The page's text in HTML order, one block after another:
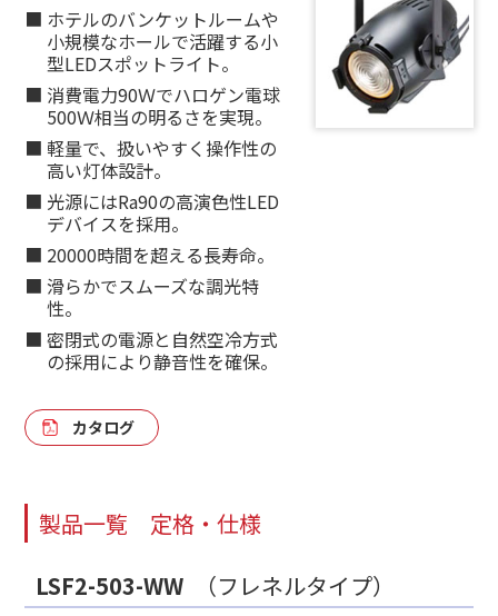
ホテルのバンケットルームや
小規模なホールで活躍する小
型LEDスポットライト。
消費電力90Ｗでハロゲン電球
500Ｗ相当の明るさを実現。
軽量で、扱いやすく操作性の
高い灯体設計。
光源にはRa90の高演色性LED
デバイスを採用。
20000時間を超える長寿命。
滑らかでスムーズな調光特
性。
密閉式の電源と自然空冷方式
の採用により静音性を確保。
カタログ
製品一覧
定格・仕様
LSF2-503-WW
（フレネルタイプ）